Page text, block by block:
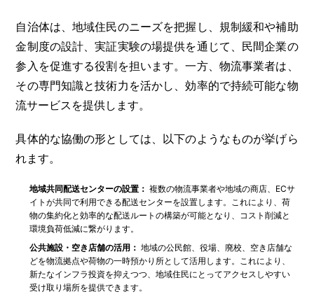
自治体は、地域住民のニーズを把握し、規制緩和や補助
金制度の設計、実証実験の場提供を通じて、民間企業の
参入を促進する役割を担います。一方、物流事業者は、
その専門知識と技術力を活かし、効率的で持続可能な物
流サービスを提供します。
具体的な協働の形としては、以下のようなものが挙げら
れます。
地域共同配送センターの設置： 複数の物流事業者や地域の商店、ECサ
イトが共同で利用できる配送センターを設置します。これにより、荷
物の集約化と効率的な配送ルートの構築が可能となり、コスト削減と
環境負荷低減に繋がります。
公共施設・空き店舗の活用： 地域の公民館、役場、廃校、空き店舗な
どを物流拠点や荷物の一時預かり所として活用します。これにより、
新たなインフラ投資を抑えつつ、地域住民にとってアクセスしやすい
受け取り場所を提供できます。